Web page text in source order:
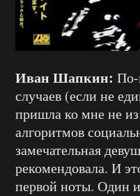
Иван Шапкин: По-
случаев (если не
пришла ко мне не
алгоритмов
замечательная
рекомендовала. И
первой ноты. Один